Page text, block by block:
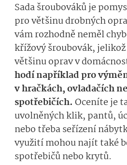
Sada šroubováků je
pro většinu drobných
vám rozhodně neměl
křížový šroubovák,
většinu oprav v
hodí například pro
v hračkách, ovladačích
spotřebičích. Oceníte je
uvolněných klik, pantů,
nebo třeba seřízení
využití mohou najít také
spotřebičů nebo krytů.